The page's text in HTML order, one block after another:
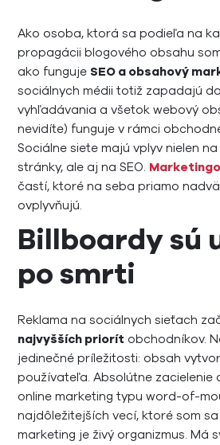
Ako osoba, ktorá sa podieľa na
propagácii blogového obsahu
ako fungujeSEO a obsahový
sociálnych médii totiž zapadajú
vyhľadávania a všetok webový
nevidíte) funguje v rámci
Sociálne siete majú vplyv nielen
stránky, ale aj na SEO.
častí, ktoré na seba priamo
ovplyvňujú.
Billboardy sú
po smrti
Reklama na sociálnych sieťach
najvyšších priorít obchodníkov.
jedinečné príležitosti: obsah
používateľa. Absolútne zacielenie
online marketing typu word-of-
najdôležitejších vecí, ktoré som
marketing je živý organizmus. Má